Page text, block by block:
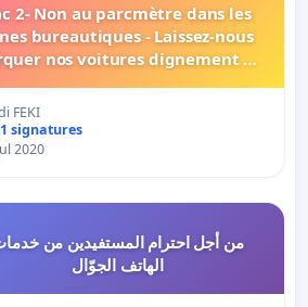
2- Non au parcmètre dans les
bureautiques - Laissez-nous
nos voitures dignement et
FEKI
signatures
2020
من أجل احترام المستفيدين من
الهاتف الجوّال